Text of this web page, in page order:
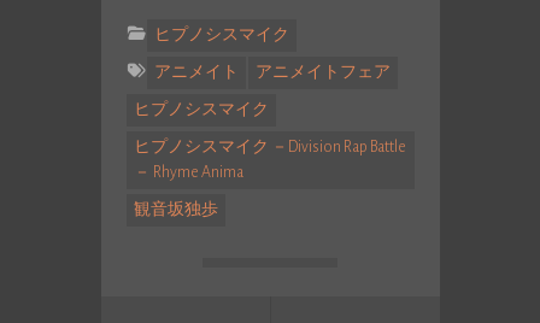
ヒプノシスマイク
アニメイト アニメイトフェア
ヒプノシスマイク
ヒプノシスマイク －Division Rap Battle
－ Rhyme Anima
観音坂独歩